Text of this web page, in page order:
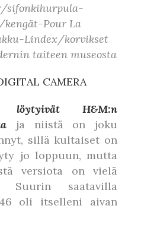
sifonkihurpula-
Pour La
Lindex/korvikset
taiteen museosta
löytyivät H&M:n
ja niistä on joku
sillä kultaiset on
jo loppuun, mutta
versiota on vielä
Suurin saatavilla
oli itselleni aivan